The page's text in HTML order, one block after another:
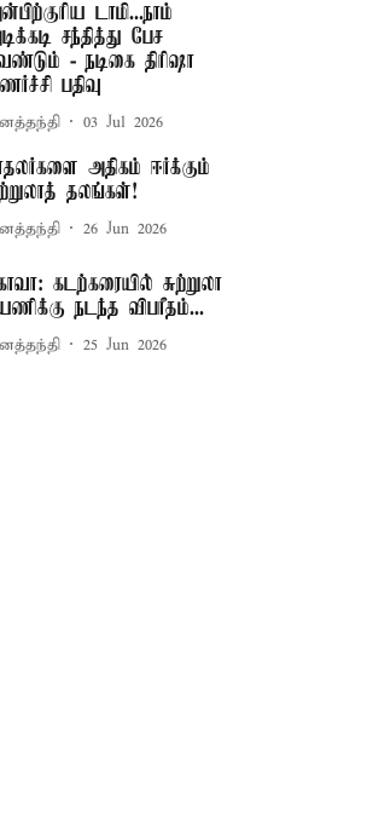
டாமி...நாம்
சந்தித்து பேச
- நடிகை திரிஷா
பதிவு
03 Jul 2026
அதிகம் ஈர்க்கும்
தலங்கள்!
26 Jun 2026
கடற்கரையில் சுற்றுலா
நடந்த விபரீதம்...
25 Jun 2026